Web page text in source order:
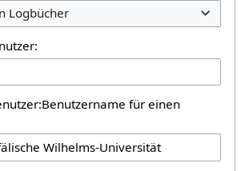
Logbücher
für einen